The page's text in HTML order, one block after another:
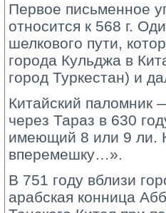
Первое письменное
относится к 568 г.
шелкового пути,
города Кульджа в
город Туркестан) и
Китайский
через Тараз в 630
имеющий 8 или 9 ли.
вперемешку…».
В 751 году вблизи
арабская конница